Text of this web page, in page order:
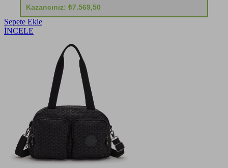
Kazancınız: ₺7.569,50
Sepete Ekle
İNCELE